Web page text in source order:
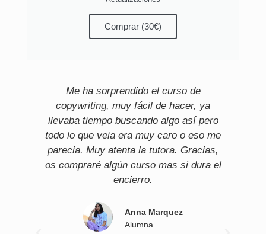
Comprar (30€)
Me ha sorprendido el curso de
copywriting, muy fácil de hacer, ya
llevaba tiempo buscando algo así pero
todo lo que veia era muy caro o eso me
parecia. Muy atenta la tutora. Gracias,
os compraré algún curso mas si dura el
encierro.
Anna Marquez
Alumna